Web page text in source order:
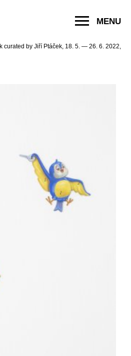
MENU
curated by Jiří Ptáček, 18. 5. — 26. 6. 2022,